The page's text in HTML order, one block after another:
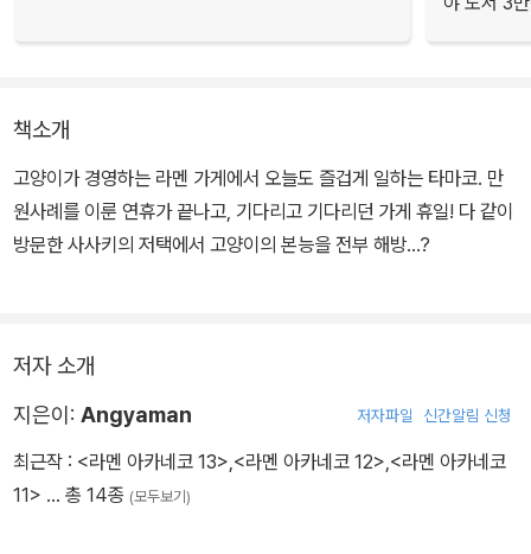
책소개
고양이가 경영하는 라멘 가게에서 오늘도 즐겁게 일하는 타마코. 만
원사례를 이룬 연휴가 끝나고, 기다리고 기다리던 가게 휴일! 다 같이
방문한 사사키의 저택에서 고양이의 본능을 전부 해방…?
저자 소개
지은이: Angyaman 저자파일 신간알림 신청
최근작 : <라멘 아카네코 13> <라멘 아카네코 12> <라멘 아카네코
11> … 총 14종 (모두보기)